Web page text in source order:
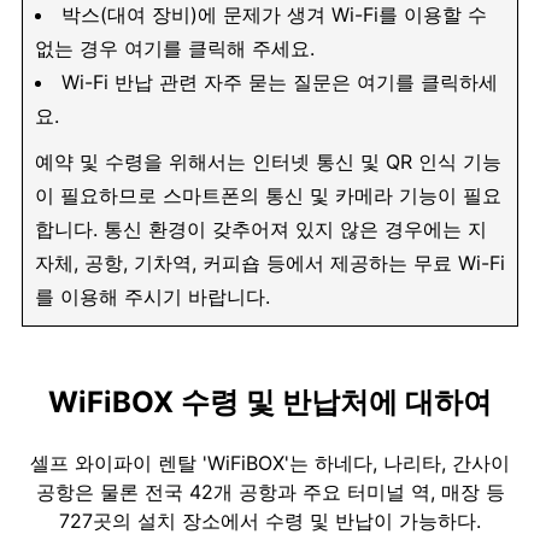
박스(대여 장비)에 문제가 생겨 Wi-Fi를 이용할 수
없는 경우 여기를 클릭해 주세요.
Wi-Fi 반납 관련 자주 묻는 질문은 여기를 클릭하세
요.
예약 및 수령을 위해서는 인터넷 통신 및 QR 인식 기능
이 필요하므로 스마트폰의 통신 및 카메라 기능이 필요
합니다. 통신 환경이 갖추어져 있지 않은 경우에는 지
자체, 공항, 기차역, 커피숍 등에서 제공하는 무료 Wi-Fi
를 이용해 주시기 바랍니다.
WiFiBOX 수령 및 반납처에 대하여
셀프 와이파이 렌탈 'WiFiBOX'는 하네다, 나리타, 간사이
공항은 물론 전국 42개 공항과 주요 터미널 역, 매장 등
727곳의 설치 장소에서 수령 및 반납이 가능하다.